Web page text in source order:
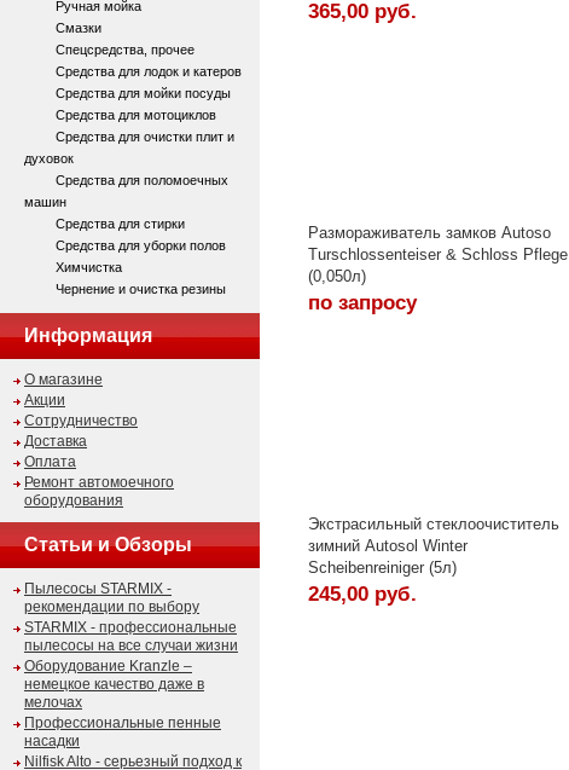
Ручная мойка
Смазки
Спецсредства, прочее
Средства для лодок и катеров
Средства для мойки посуды
Средства для мотоциклов
Средства для очистки плит и
духовок
Средства для поломоечных
машин
Средства для стирки
Средства для уборки полов
Химчистка
Чернение и очистка резины
Информация
О магазине
Акции
Сотрудничество
Доставка
Оплата
Ремонт автомоечного
оборудования
Статьи и Обзоры
Пылесосы STARMIX -
рекомендации по выбору
STARMIX - профессиональные
пылесосы на все случаи жизни
Оборудование Kranzle –
немецкое качество даже в
мелочах
Профессиональные пенные
насадки
Nilfisk Alto - серьезный подход к
365,00 руб.
Размораживатель замков Autoso
Turschlossenteiser & Schloss Pflege
(0,050л)
по запросу
Экстрасильный стеклоочиститель
зимний Autosol Winter
Scheibenreiniger (5л)
245,00 руб.